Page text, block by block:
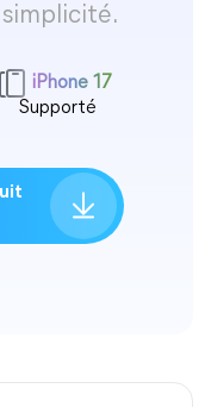
iPhone 17
Supporté